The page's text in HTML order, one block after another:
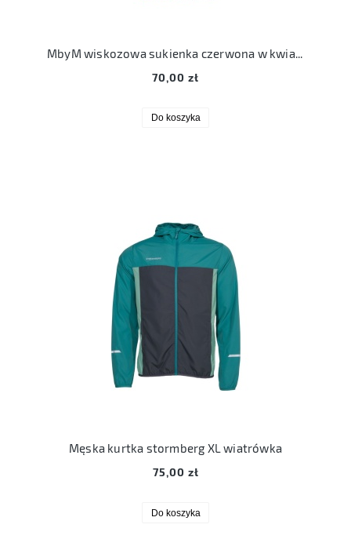
MbyM wiskozowa sukienka czerwona w kwiatki L 40 wiskoza luźna
70,00 zł
Do koszyka
Męska kurtka stormberg XL wiatrówka
75,00 zł
Do koszyka